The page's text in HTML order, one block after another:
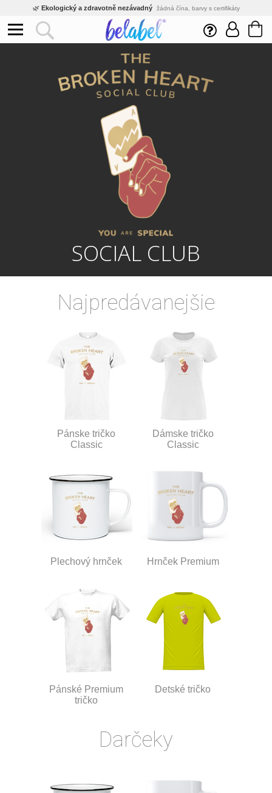
🌿 Ekologický a zdravotně nezávadný žádná čína, barvy s certifikáty
Inovativní výroba vlastní vývoj, nejnovější technologie
Rychlé dodání expedujeme do 24h
Výhodné pro firmy velké množstevní slevy
Kvalita pod kontrolou jsme přímý výrobce, žádný zprostředkovatel
Eshop s tradicí od roku 2010 tisíce spokojených zákazníků
SOCIAL CLUB
Najpredávanejšie
Pánske tričko
Classic
Dámske tričko
Classic
Plechový hrnček Hrnček Premium
Pánské Premium
tričko
Detské tričko
Darčeky